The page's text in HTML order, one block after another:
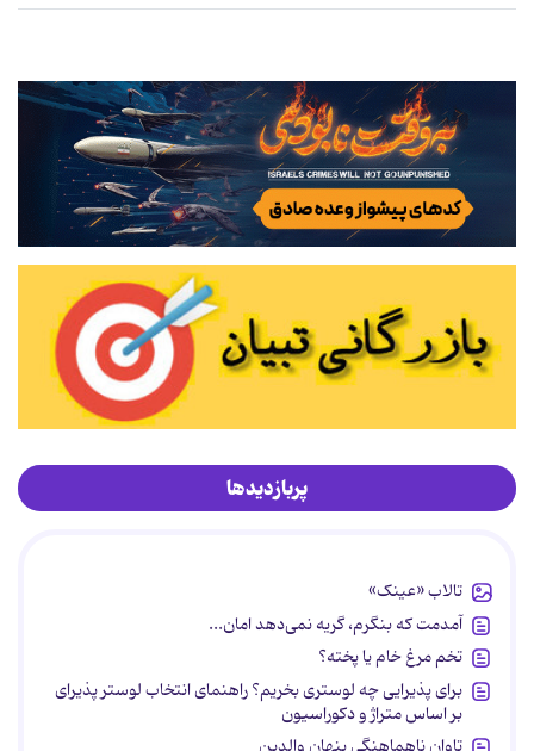
پربازدیدها
تالاب «عینک»
آمدمت که بنگرم، گریه نمی‌دهد امان...
تخم مرغ خام یا پخته؟
برای پذیرایی چه لوستری بخریم؟ راهنمای انتخاب لوستر پذیرای
بر اساس متراژ و دکوراسیون